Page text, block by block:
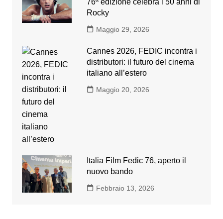
Rocky
Maggio 29, 2026
Cannes 2026, FEDIC incontra i
distributori: il futuro del cinema
italiano all’estero
Maggio 20, 2026
Italia Film Fedic 76, aperto il
nuovo bando
Febbraio 13, 2026